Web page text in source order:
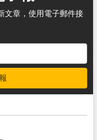
文章，使用電子郵件接